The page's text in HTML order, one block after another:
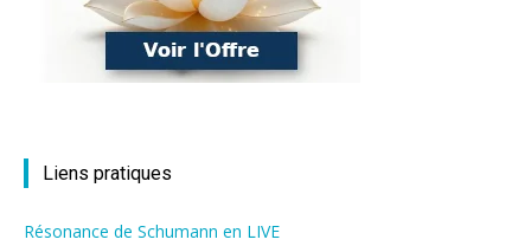
Liens pratiques
Résonance de Schumann en LIVE